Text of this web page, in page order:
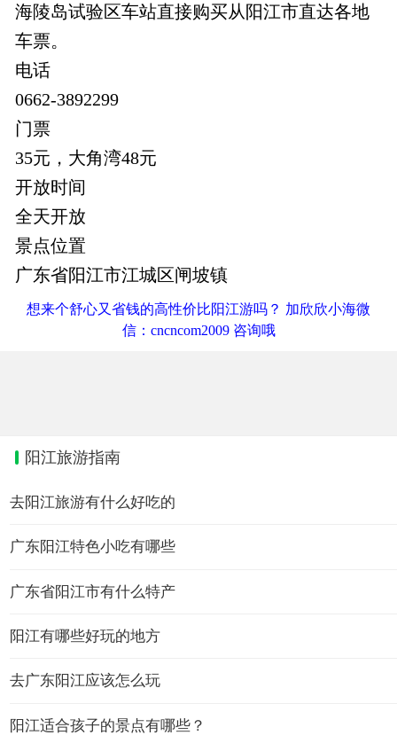
海陵岛试验区车站直接购买从阳江市直达各地
车票。
电话
0662-3892299
门票
35元，大角湾48元
开放时间
全天开放
景点位置
广东省阳江市江城区闸坡镇
想来个舒心又省钱的高性价比阳江游吗？ 加欣欣小海微
信：cncncom2009 咨询哦
阳江旅游指南
去阳江旅游有什么好吃的
广东阳江特色小吃有哪些
广东省阳江市有什么特产
阳江有哪些好玩的地方
去广东阳江应该怎么玩
阳江适合孩子的景点有哪些？